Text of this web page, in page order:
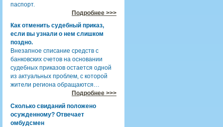
паспорт.
Подробнее >>>
Как отменить судебный приказ,
если вы узнали о нем слишком
поздно.
Внезапное списание средств с
банковских счетов на основании
судебных приказов остается одной
из актуальных проблем, с которой
жители региона обращаются…
Подробнее >>>
Сколько свиданий положено
осужденному? Отвечает
омбудсмен